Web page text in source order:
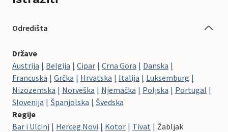
Odredišta
Države
Austrija
Belgija Cipar Crna Gora
Danska
Francuska
Grčka Hrvatska Italija
Luksemburg
Nizozemska
Norveška Njemačka Poljska
Portugal
Slovenija
Španjolska
Švedska
Regije
Bar i Ulcinj
Herceg Novi Kotor Tivat
Žabljak